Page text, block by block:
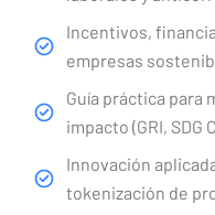
Incentivos,
empresas
Guía práctica para
impacto (GRI, SDG
Innovación
tokenización de